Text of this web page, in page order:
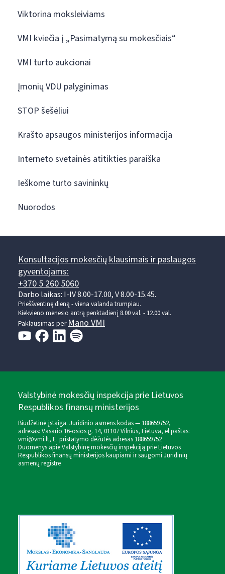
Viktorina moksleiviams
VMI kviečia į „Pasimatymą su mokesčiais“
VMI turto aukcionai
Įmonių VDU palyginimas
STOP šešėliui
Krašto apsaugos ministerijos informacija
Interneto svetainės atitikties paraiška
Ieškome turto savininkų
Nuorodos
Konsultacijos mokesčių klausimais ir paslaugos
gyventojams:
+370 5 260 5060
Darbo laikas: I-IV 8.00-17.00, V 8.00-15.45.
Prieššventinę dieną - viena valanda trumpiau.
Kiekvieno mėnesio antrą penktadienį 8.00 val. - 12.00 val.
Paklausimas perMano VMI
Valstybinė mokesčių inspekcija prie Lietuvos
Respublikos finansų ministerijos
Biudžetinė įstaiga. Juridinio asmens kodas — 188659752,
adresas: Vasario 16-osios g. 14, 01107 Vilnius, Lietuva, el.paštas:
vmi@vmi.lt, E. pristatymo dėžutės adresas 188659752
Duomenys apie Valstybinę mokesčių inspekciją prie Lietuvos
Respublikos finansų ministerijos kaupiami ir saugomi Juridinių
asmenų registre